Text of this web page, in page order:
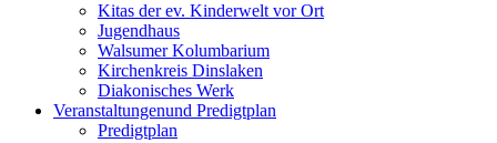
Kitas der ev. Kinderwelt vor Ort
Jugendhaus
Walsumer Kolumbarium
Kirchenkreis Dinslaken
Diakonisches Werk
Veranstaltungenund Predigtplan
Predigtplan